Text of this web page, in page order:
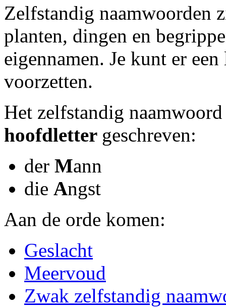
Zelfstandig naamwoorden
planten, dingen en
eigennamen. Je kunt er
voorzetten.
Het zelfstandig
hoofdletter geschreven:
der Mann
die Angst
Aan de orde komen:
Geslacht
Meervoud
Zwak zelfstandig